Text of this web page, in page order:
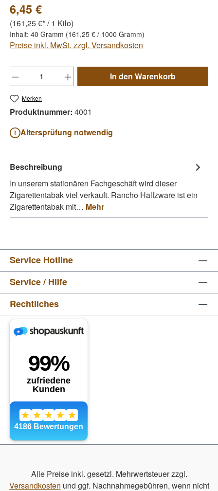
6,45 €
(161,25 €* / 1 Kilo)
Inhalt: 40 Gramm (161,25 € / 1000 Gramm)
Preise inkl. MwSt. zzgl. Versandkosten
Produkt Anzahl: Gib den gewünschten
In den Warenkorb
Merken
Produktnummer: 4001
Altersprüfung notwendig
Beschreibung
In unserem stationären Fachgeschäft wird dieser
Zigarettentabak viel verkauft. Rancho Halfzware ist ein
Zigarettentabak mit… Mehr
Service Hotline
Service / Hilfe
Rechtliches
Alle Preise inkl. gesetzl. Mehrwertsteuer zzgl.
Versandkosten und ggf. Nachnahmegebühren, wenn nicht